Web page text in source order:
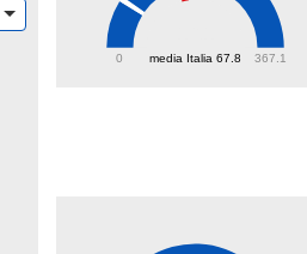
media Italia 67.8
0 367.1